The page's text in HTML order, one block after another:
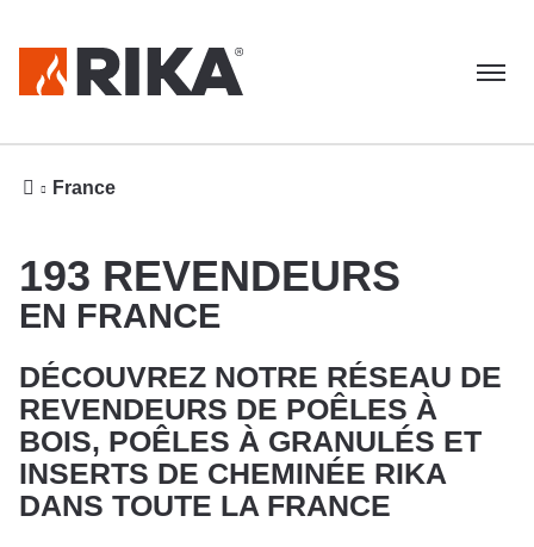
Menu
AccueilFrance
193 REVENDEURS
EN FRANCE
DÉCOUVREZ NOTRE RÉSEAU DE
REVENDEURS DE POÊLES À
BOIS, POÊLES À GRANULÉS ET
INSERTS DE CHEMINÉE RIKA
DANS TOUTE LA FRANCE